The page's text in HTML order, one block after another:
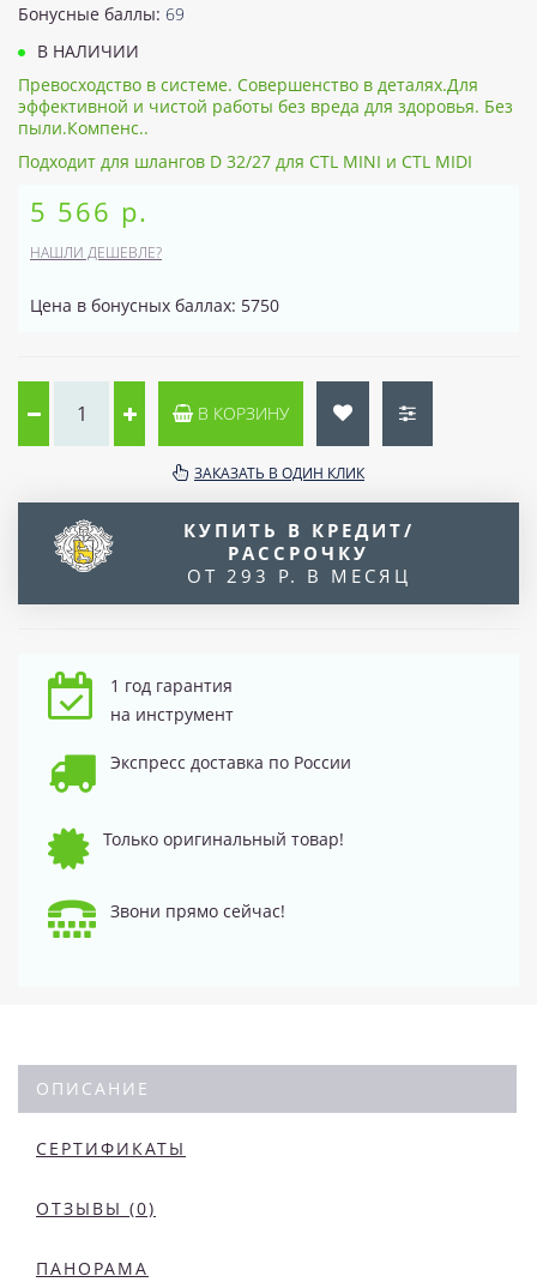
Бонусные баллы: 69
В НАЛИЧИИ
Превосходство в системе. Совершенство в деталях.Для
эффективной и чистой работы без вреда для здоровья. Без
пыли.Компенс..
Подходит для шлангов D 32/27 для CTL MINI и CTL MIDI
5 566 р.
НАШЛИ ДЕШЕВЛЕ?
Цена в бонусных баллах: 5750
В КОРЗИНУ
ЗАКАЗАТЬ В ОДИН КЛИК
КУПИТЬ В КРЕДИТ/
РАССРОЧКУ
ОТ 293 Р. В МЕСЯЦ
1 год гарантия
на инструмент
Экспресс доставка по России
Только оригинальный товар!
Звони прямо сейчас!
ОПИСАНИЕ
СЕРТИФИКАТЫ
ОТЗЫВЫ (0)
ПАНОРАМА